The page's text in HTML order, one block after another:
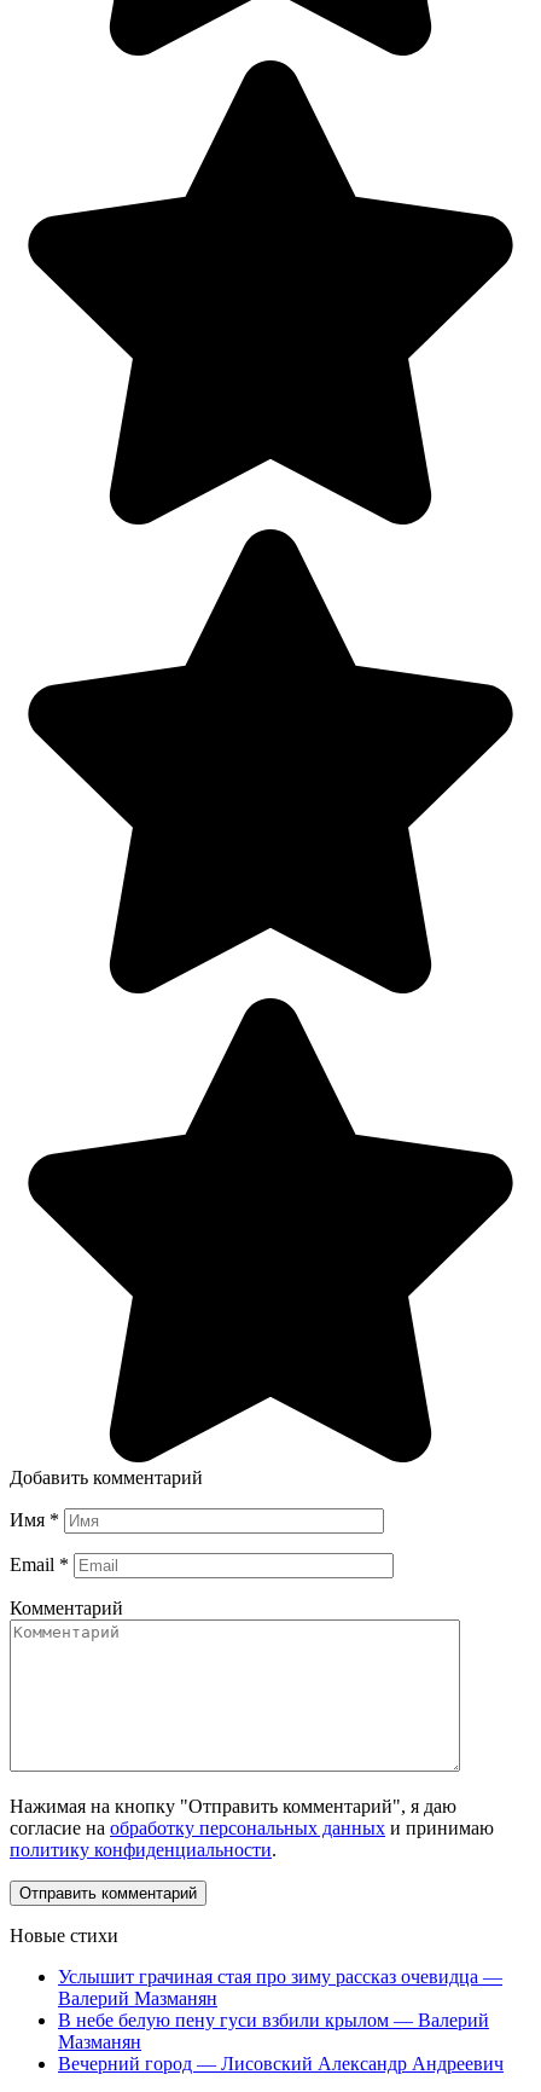
Добавить комментарий
Имя *
Email *
Комментарий
Нажимая на кнопку "Отправить комментарий", я даю
согласие на обработку персональных данных и принимаю
политику конфиденциальности.
Новые стихи
Услышит грачиная стая про зиму рассказ очевидца —
Валерий Мазманян
В небе белую пену гуси взбили крылом — Валерий
Мазманян
Вечерний город — Лисовский Александр Андреевич